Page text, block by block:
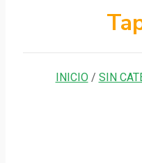
INICIO/ SIN